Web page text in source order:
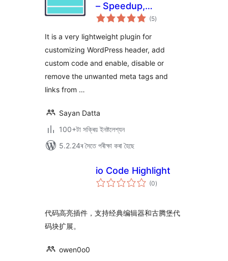
– Speedup,
Security and Minify
(5টা
মুঠ)
It is a very lightweight plugin for
customizing WordPress header, add
custom code and enable, disable or
remove the unwanted meta tags and
links from …
Sayan Datta
100+টা সক্ৰিয় ইনষ্টলেশ্যন
5.2.24ৰ সৈতে পৰীক্ষা কৰা হৈছে
io Code Highlight
(0টা
মুঠ)
代码高亮插件，支持经典编辑器和古腾堡代
码块扩展。
owen0o0